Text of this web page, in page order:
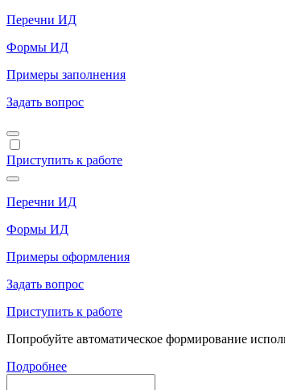
Перечни ИД
Формы ИД
Примеры заполнения
Задать вопрос
Приступить к работе
Перечни ИД
Формы ИД
Примеры оформления
Задать вопрос
Приступить к работе
Попробуйте автоматическое формирование
Подробнее